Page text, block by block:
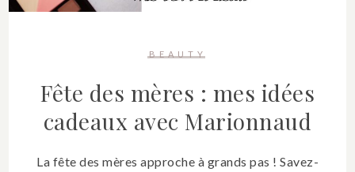
BEAUTY
Fête des mères : mes idées
cadeaux avec Marionnaud
La fête des mères approche à grands pas ! Savez-